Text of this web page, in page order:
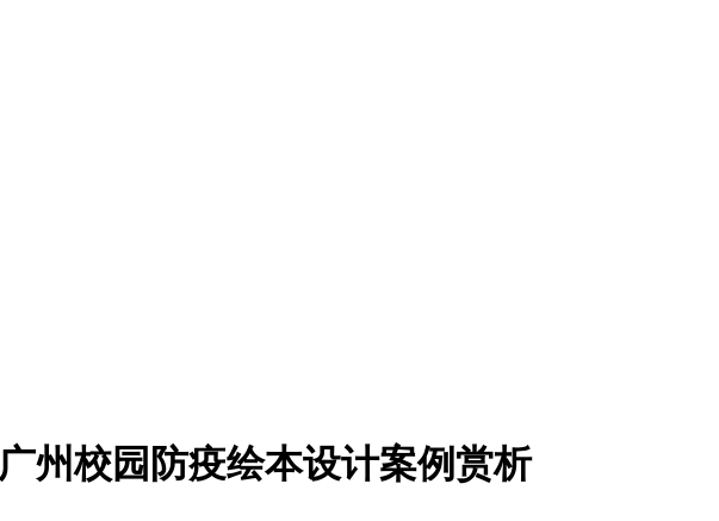
广州校园防疫绘本设计案例赏析